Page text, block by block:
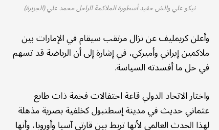
نيكو علي والش حفيد أسطورة الملاكمة الراحل محمد علي (الجزيرة)
وأعلن كريمليف عن نزال مرتقب سيقام في الإمارات بين
ملاكمين إيراني وأميركي، في إشارة إلى أن الرياضة قد تسهم
في حل ما أفسدته السياسة.
واختار الاتحاد الدولي قاعة احتفالات فخمة ذات طابع
عثماني حديث في مدينة إسطنبول كخلفية بصرية مذهلة
لهذا الحدث العالمي لأنها تربط بين قارتي آسيا وأوروبا، وأنها